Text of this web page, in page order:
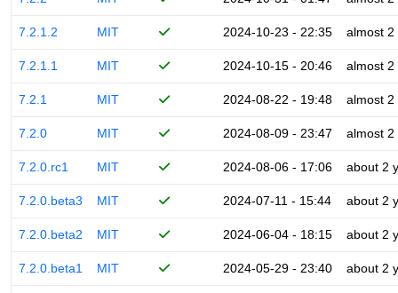
7.2.1.2 MIT 2024-10-23 - 22:35 almost 2
7.2.1.1 MIT 2024-10-15 - 20:46 almost 2
7.2.1 MIT 2024-08-22 - 19:48 almost 2
7.2.0 MIT 2024-08-09 - 23:47 almost 2
7.2.0.rc1 MIT 2024-08-06 - 17:06 about 2
7.2.0.beta3 MIT 2024-07-11 - 15:44 about 2
7.2.0.beta2 MIT 2024-06-04 - 18:15 about 2
7.2.0.beta1 MIT 2024-05-29 - 23:40 about 2